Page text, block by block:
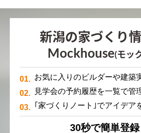
新潟の家づくり
Mockhouse(モッ
お気に入りのビルダーや建築
見学会の予約履歴を一覧で管
｢家づくりノート｣でアイデア
30秒で簡単登録